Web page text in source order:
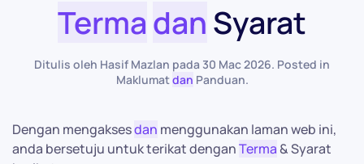
TermadanSyarat
Ditulis oleh Hasif Mazlan pada 30 Mac 2026. Posted in
Maklumatdan Panduan.
Dengan mengaksesdan menggunakan laman web ini,
anda bersetuju untuk terikat denganTerma& Syarat